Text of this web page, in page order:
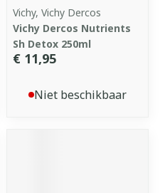
Vichy, Vichy Dercos
Vichy Dercos Nutrients
Sh Detox 250ml
€ 11,95
Niet beschikbaar